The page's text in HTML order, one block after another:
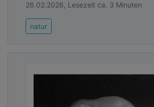
26.02.2026, Lesezeit ca. 3 Minuten
natur